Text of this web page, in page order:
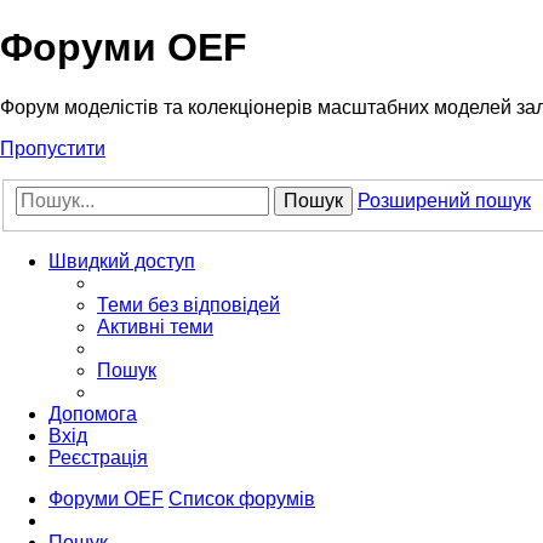
Форуми OEF
Форум моделістів та колекціонерів масштабних моделей
Пропустити
Пошук Розширений пошук
Швидкий доступ
Теми без відповідей
Активні теми
Пошук
Допомога
Вхід
Реєстрація
Форуми OEF Список форумів